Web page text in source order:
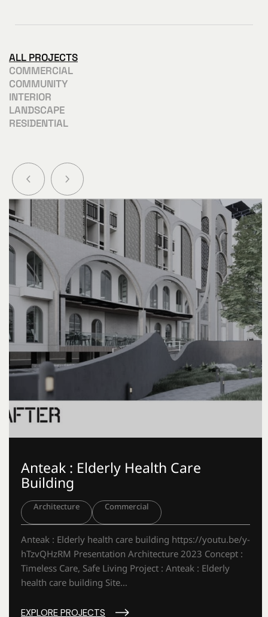
ALL PROJECTS
COMMERCIAL
COMMUNITY
INTERIOR
LANDSCAPE
RESIDENTIAL
Anteak : Elderly Health Care
Building
Architecture Commercial
Anteak : Elderly health care building https://youtu.be/y-
hTzvQHzRM Presentation Architecture 2023 Concept :
Timeless Care, Safe Living Project : Anteak : Elderly
health care building Site…
EXPLORE PROJECTS